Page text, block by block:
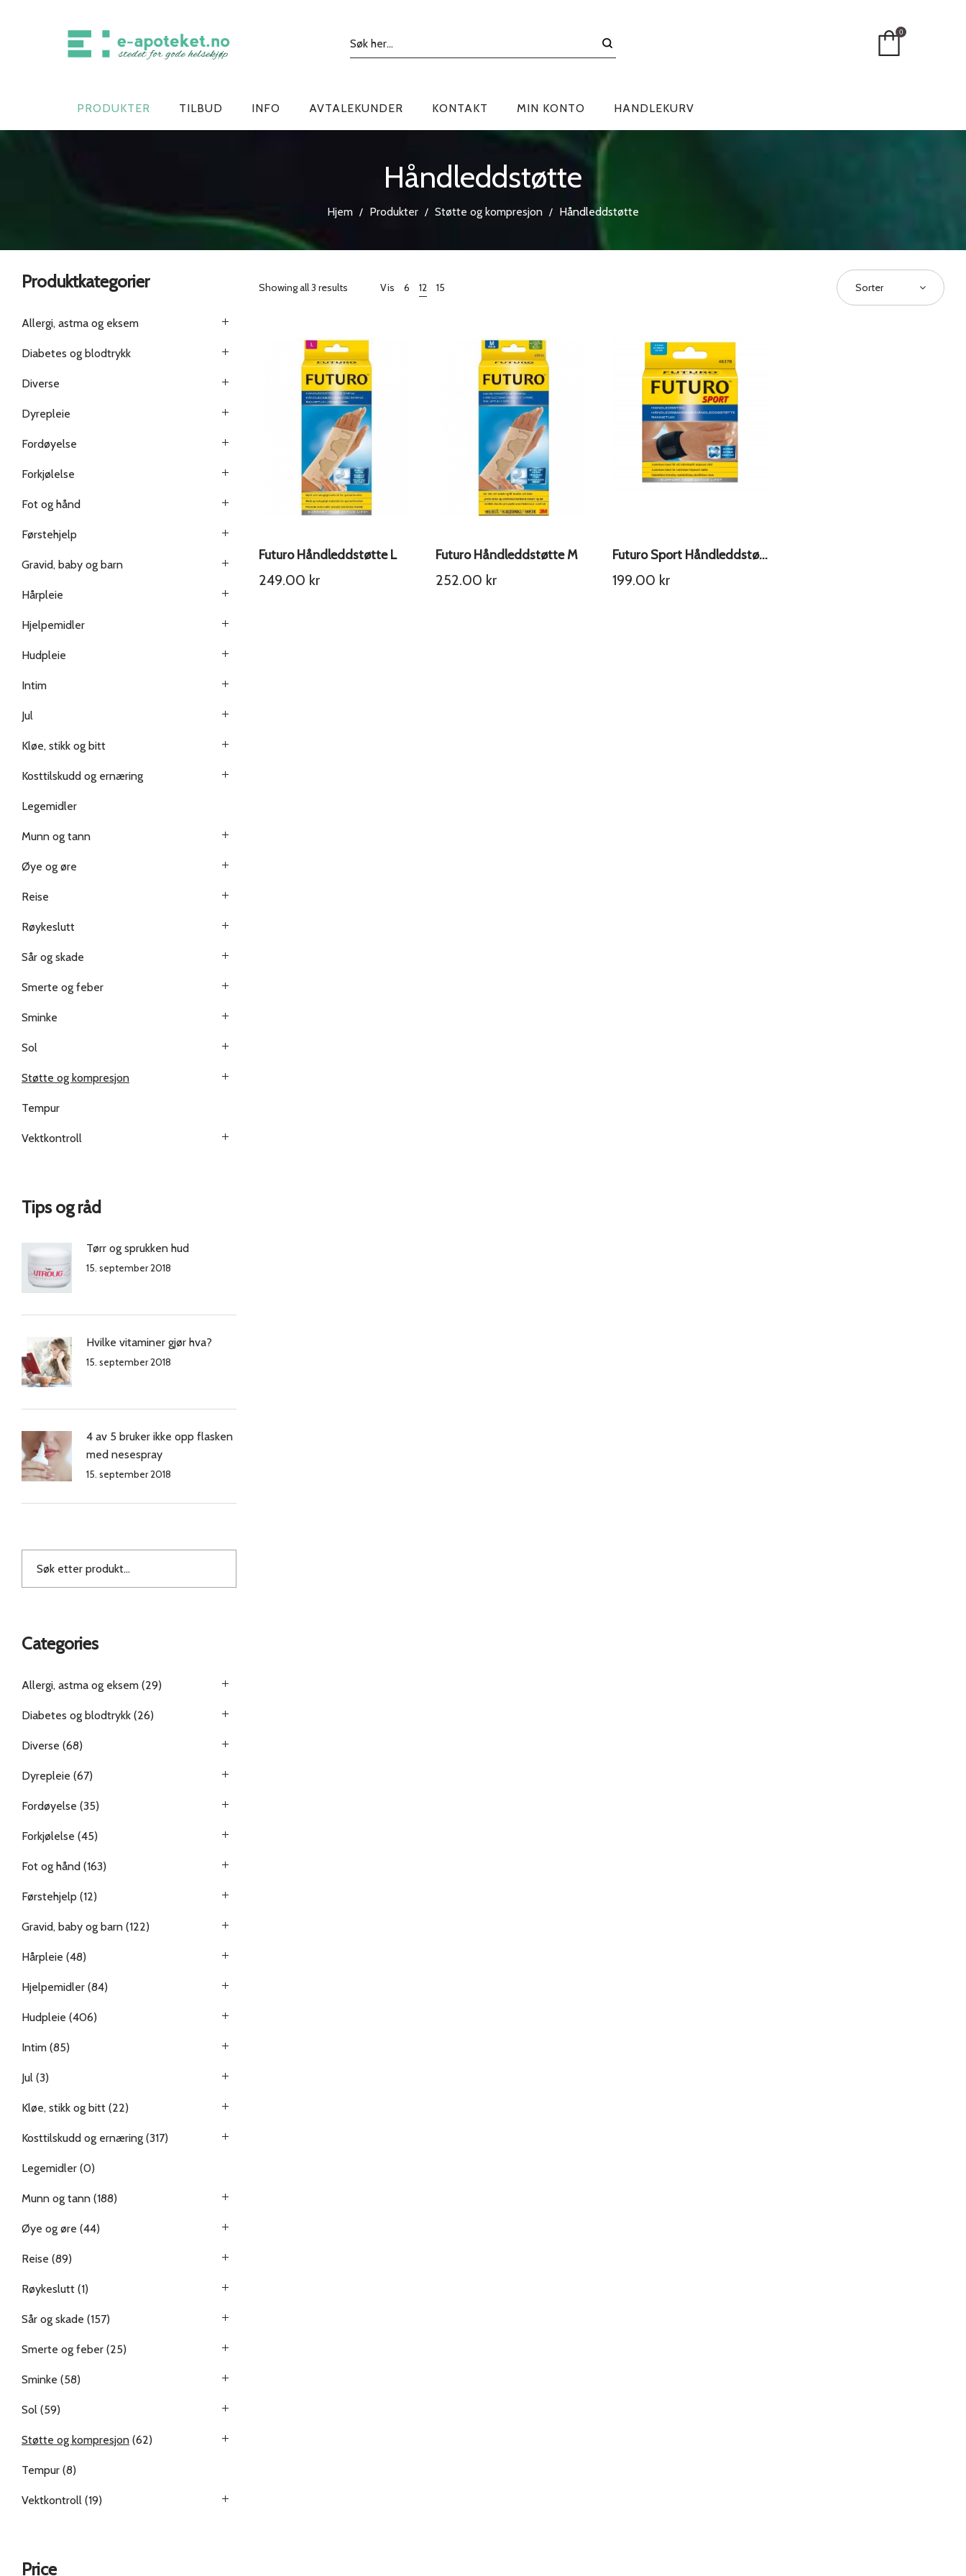
0
PRODUKTER TILBUD INFO AVTALEKUNDER KONTAKT MIN KONTO HANDLEKURV
Håndleddstøtte
Hjem / Produkter / Støtte og kompresjon / Håndleddstøtte
Showing all 3 results Vis 6 12 15 Sorter
Futuro Håndleddstøtte L
249.00 kr
Futuro Håndleddstøtte M
252.00 kr
Futuro Sport Håndleddstøtte
199.00 kr
Produktkategorier
Allergi, astma og eksem
Diabetes og blodtrykk
Diverse
Dyrepleie
Fordøyelse
Forkjølelse
Fot og hånd
Førstehjelp
Gravid, baby og barn
Hårpleie
Hjelpemidler
Hudpleie
Intim
Jul
Kløe, stikk og bitt
Kosttilskudd og ernæring
Legemidler
Munn og tann
Øye og øre
Reise
Røykeslutt
Sår og skade
Smerte og feber
Sminke
Sol
Støtte og kompresjon
Tempur
Vektkontroll
Tips og råd
Tørr og sprukken hud
15. september 2018
Hvilke vitaminer gjør hva?
15. september 2018
4 av 5 bruker ikke opp flasken
med nesespray
15. september 2018
Categories
Allergi, astma og eksem (29)
Diabetes og blodtrykk (26)
Diverse (68)
Dyrepleie (67)
Fordøyelse (35)
Forkjølelse (45)
Fot og hånd (163)
Førstehjelp (12)
Gravid, baby og barn (122)
Hårpleie (48)
Hjelpemidler (84)
Hudpleie (406)
Intim (85)
Jul (3)
Kløe, stikk og bitt (22)
Kosttilskudd og ernæring (317)
Legemidler (0)
Munn og tann (188)
Øye og øre (44)
Reise (89)
Røykeslutt (1)
Sår og skade (157)
Smerte og feber (25)
Sminke (58)
Sol (59)
Støtte og kompresjon (62)
Tempur (8)
Vektkontroll (19)
Price